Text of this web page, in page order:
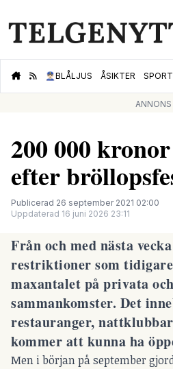
👮🏻‍♂️BLÅLJUS ÅSIKTER SPORT
ANNONS
200 000
efter
Publicerad 26 september 2021 02:00
Uppdaterad 16 juni 2026 23:11
Från och med nästa
restriktioner som
maxantalet på privata
sammankomster. Det
restauranger,
kommer att kunna ha
Men i början på september